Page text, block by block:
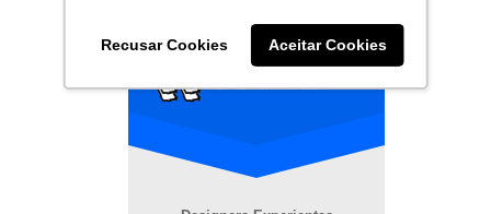
Recusar Cookies Aceitar Cookies
Expert
50 opções de artes
em média